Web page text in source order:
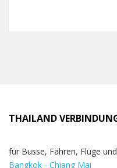
THAILAND
für Busse, Fähren, Flüge
Bangkok - Chiang Mai